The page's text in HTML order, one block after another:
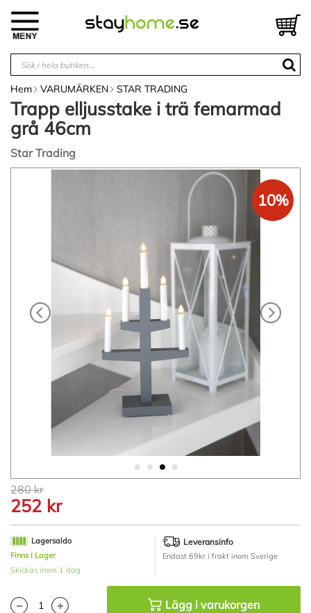
innehållet
Hem VARUMÄRKEN STAR TRADING
Trapp elljusstake i trä femarmad
grå 46cm
Star Trading
Hoppa
till
början
av
bildgalleriet
10%
280 kr
252 kr
Lagersaldo
Finns I Lager
Skickas inom 1 dag
Leveransinfo
Endast 69kr i frakt inom Sverige
Lägg i varukorgen